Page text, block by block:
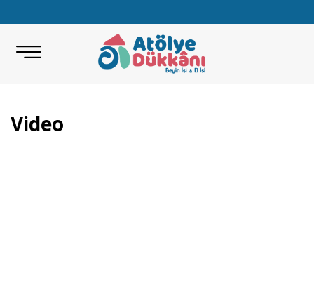
Video